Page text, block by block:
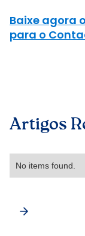
Baixe agora
para o
Artigos
No items found.